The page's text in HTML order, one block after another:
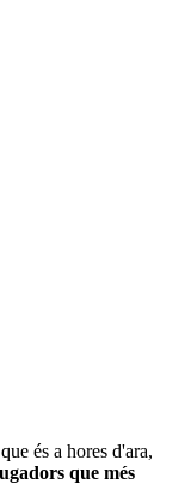
és a hores d'ara,
que més